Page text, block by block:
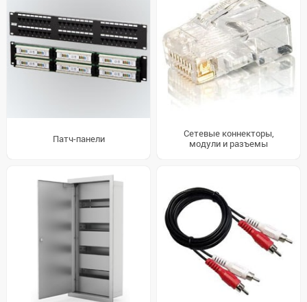
Патч-панели
Сетевые коннекторы,
модули и разъемы